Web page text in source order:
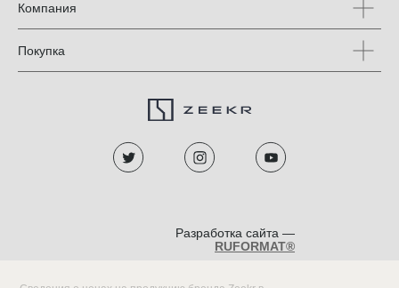
Компания
Покупка
Разработка сайта —
RUFORMAT®